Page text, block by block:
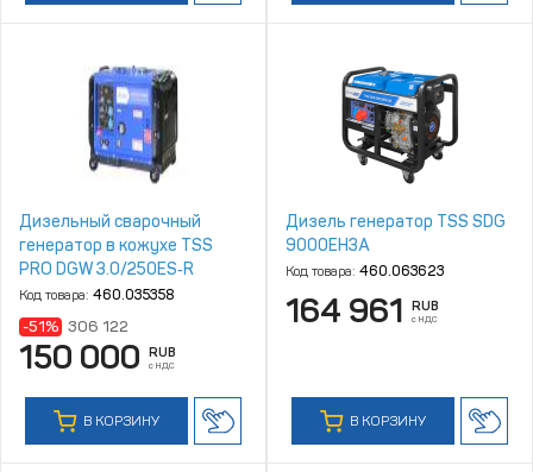
Дизельный сварочный
генератор в кожухе TSS
PRO DGW 3.0/250ES‑R
Код товара: 460.035358
-51% 306 122
150 000 RUB
с НДС
В КОРЗИНУ
Дизель генератор TSS SDG
9000EH3A
Код товара: 460.063623
164 961 RUB
с НДС
В КОРЗИНУ